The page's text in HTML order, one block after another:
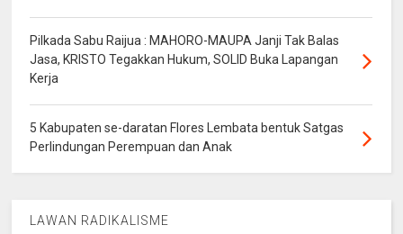
Pilkada Sabu Raijua : MAHORO-MAUPA Janji Tak Balas
Jasa, KRISTO Tegakkan Hukum, SOLID Buka Lapangan
Kerja
5 Kabupaten se-daratan Flores Lembata bentuk Satgas
Perlindungan Perempuan dan Anak
LAWAN RADIKALISME